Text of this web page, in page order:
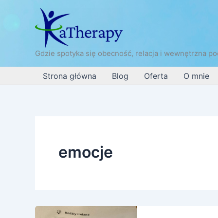
Gdzie spotyka się obecność, relacja i wewnętrzna
Strona główna Blog Oferta O mnie
emocje